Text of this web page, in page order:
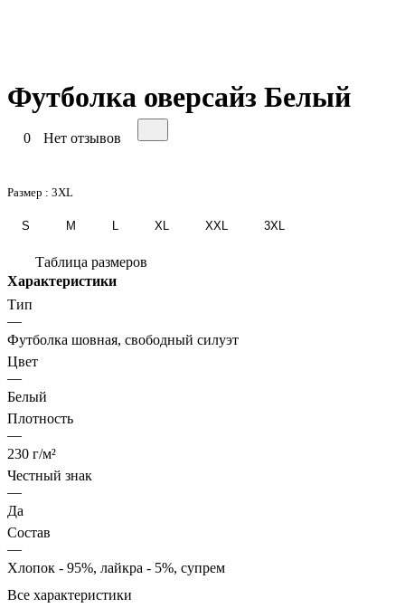
Футболка оверсайз Белый
0 Нет отзывов
Размер : 3XL
S M XL XXL 3XL
Таблица размеров
Характеристики
Тип
—
Футболка шовная, свободный силуэт
Цвет
—
Белый
Плотность
—
230 г/м²
Честный знак
—
Да
Состав
—
Хлопок - 95%, лайкра - 5%, супрем
Все характеристики